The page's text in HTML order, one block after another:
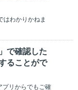
はわかりかねま
で確認した
ることがで
プリからでもご確